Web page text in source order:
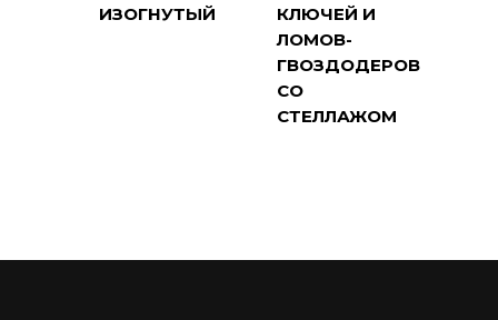
ИЗОГНУТЫЙ
КЛЮЧЕЙ И
ЛОМОВ-
ГВОЗДОДЕРОВ
СО
СТЕЛЛАЖОМ